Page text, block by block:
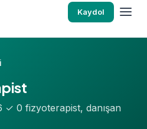
Kaydol
✓ 0 fizyoterapist, danışan